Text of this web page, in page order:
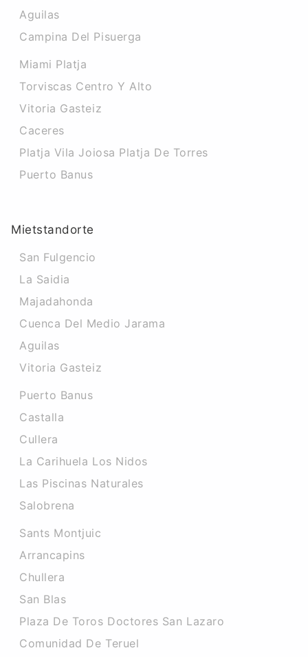
Aguilas
Campina Del Pisuerga
Miami Platja
Torviscas Centro Y Alto
Vitoria Gasteiz
Caceres
Platja Vila Joiosa Platja De Torres
Puerto Banus
Mietstandorte
San Fulgencio
La Saidia
Majadahonda
Cuenca Del Medio Jarama
Aguilas
Vitoria Gasteiz
Puerto Banus
Castalla
Cullera
La Carihuela Los Nidos
Las Piscinas Naturales
Salobrena
Sants Montjuic
Arrancapins
Chullera
San Blas
Plaza De Toros Doctores San Lazaro
Comunidad De Teruel